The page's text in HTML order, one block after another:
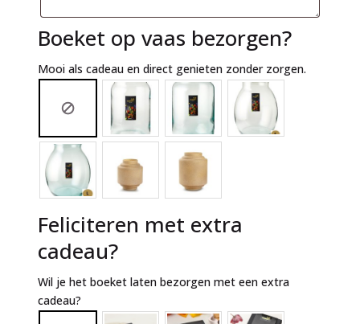
Boeket op vaas bezorgen?
Mooi als cadeau en direct genieten zonder zorgen.
Feliciteren met extra
cadeau?
Wil je het boeket laten bezorgen met een extra
cadeau?